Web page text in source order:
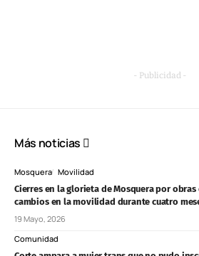
- Publicidad -
Más noticias
Mosquera Movilidad
Cierres en la glorieta de Mosquera por
cambios en la movilidad durante cuatro
19 Mayo, 2026
Comunidad